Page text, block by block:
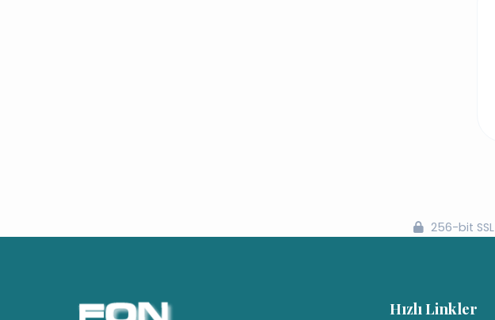
256-bit
Hızlı Linkler